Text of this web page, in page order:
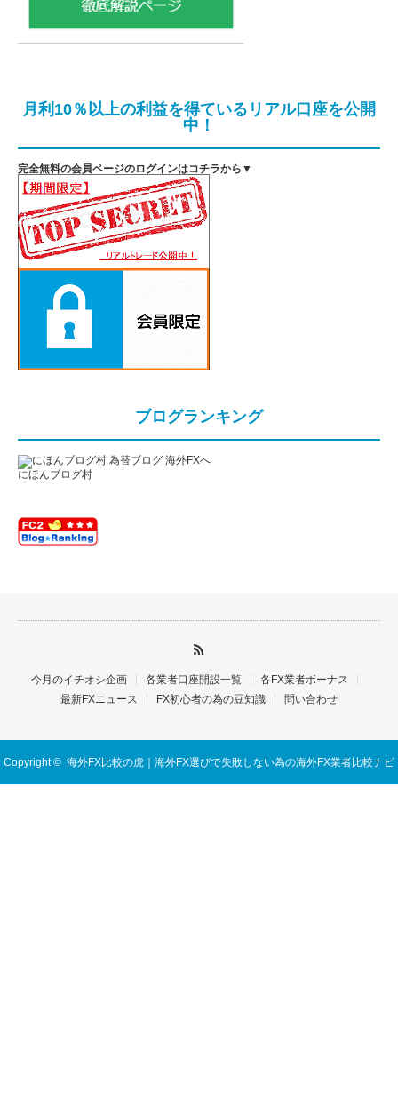
月利10％以上の利益を得ているリアル口座を公開
中！
完全無料の会員ページのログインはコチラから▼
ブログランキング
にほんブログ村
今月のイチオシ企画 各業者口座開設一覧
各FX業者ボーナス
最新FXニュース
FX初心者の為の豆知識 問い合わせ
Copyright © 海外FX比較の虎｜海外FX選びで失敗しない為の海外FX業者比較ナビ